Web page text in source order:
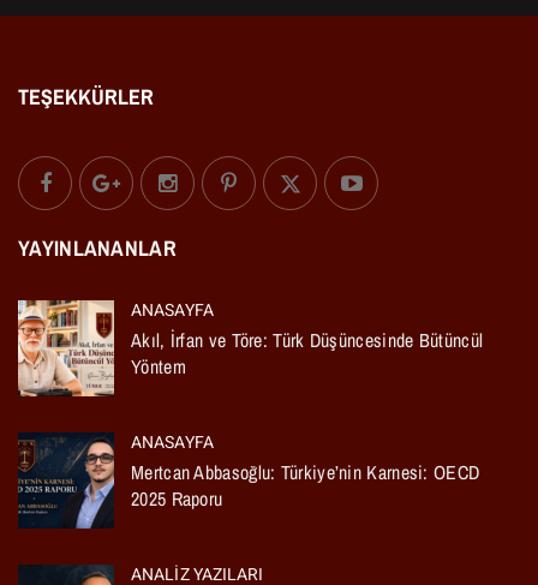
TEŞEKKÜRLER
YAYINLANANLAR
ANASAYFA
Akıl, İrfan ve Töre: Türk Düşüncesinde Bütüncül
Yöntem
ANASAYFA
Mertcan Abbasoğlu: Türkiye’nin Karnesi: OECD
2025 Raporu
ANALIZ YAZILARI